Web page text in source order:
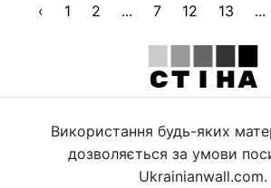
‹ 1 2 ... 7 12 13 ...
Використання будь-яких
дозволяється за умови
Ukrainianwall.com.